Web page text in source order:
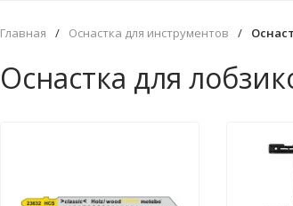
Главная / Оснастка для инструментов /
Оснастка для